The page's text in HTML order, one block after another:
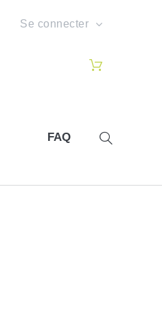
Se connecter
FAQ